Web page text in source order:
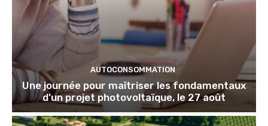
AUTOCONSOMMATION
Une journée pour maîtriser les fondamentaux
d’un projet photovoltaïque, le 27 août